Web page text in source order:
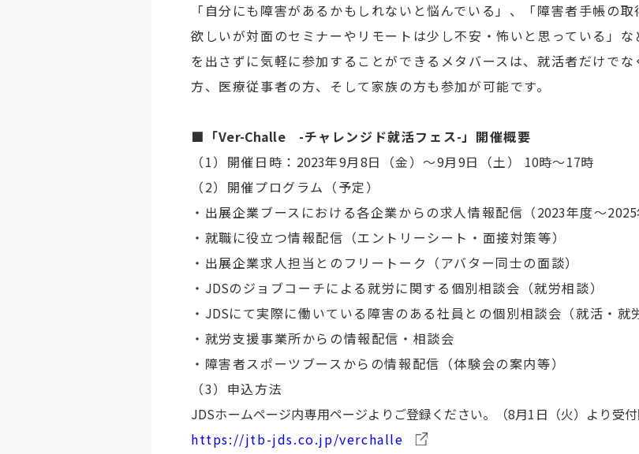
「自分にも障害があるかもしれないと悩んでいる」、「障害者手帳の
欲しいが対面のセミナーやリモートは少し不安・怖いと思っている」
を出さずに気軽に参加することができるメタバースは、就活者だけで
方、医療従事者の方、そして家族の方も参加が可能です。
■「Ver-Challe -チャレンジド就活フェス-」開催概要
（1）開催日時： 2023年9月8日（金）～9月9日（土） 10時～17時
（2）開催プログラム（予定）
・出展企業ブースにおける各企業からの求人情報配信（2023年度～2025
・就職に役立つ情報配信（エントリーシート・面接対策等）
・出展企業求人担当とのフリートーク（アバター同士の面談）
・ JDSのジョブコーチによる就労に関する個別相談会（就労相談）
・ JDSにて実際に働いている障害のある社員との個別相談会（就活・就
・就労支援事業所からの情報配信・相談会
・障害者スポーツブースからの情報配信（体験会の案内等）
（3）申込方法
JDSホームページ内専用ページよりご登録ください。（8月1日（火）より受付
https://jtb-jds.co.jp/verchalle